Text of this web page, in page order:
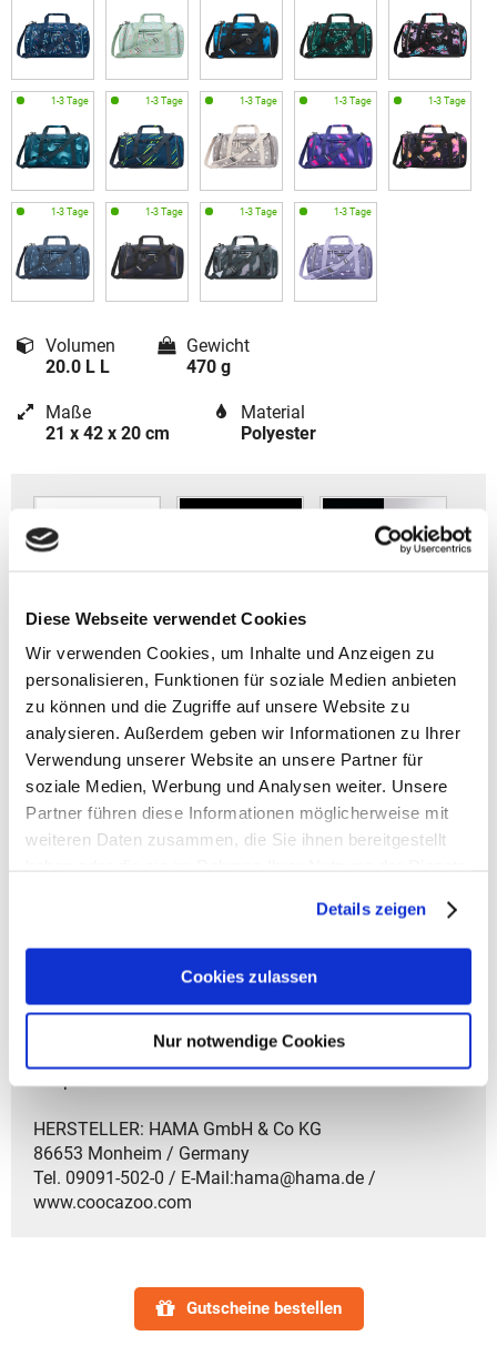
Diese Webseite verwendet Cookies
Wir verwenden Cookies, um Inhalte und Anzeigen zu
personalisieren, Funktionen für soziale Medien anbieten
zu können und die Zugriffe auf unsere Website zu
analysieren. Außerdem geben wir Informationen zu Ihrer
Verwendung unserer Website an unsere Partner für
soziale Medien, Werbung und Analysen weiter. Unsere
Partner führen diese Informationen möglicherweise mit
weiteren Daten zusammen, die Sie ihnen bereitgestellt
Details zeigen
Cookies zulassen
Nur notwendige Cookies
Volumen
20.0 L L
Gewicht
470 g
Maße
21 x 42 x 20 cm
Material
Polyester
Coocazoo Zubehör
Artikelbeschreibung Coocazoo Sporttasche
- Volumen: 20 Liter
- Gewicht: 470 g
- Größe: 21x42x20 cm (HxBxT)
- Trageschlaufe
- 2-Wege-Rundbogenreißverschluss
HERSTELLER: HAMA GmbH & Co KG
86653 Monheim / Germany
Tel. 09091-502-0 / E-Mail:hama@hama.de /
www.coocazoo.com
Gutscheine bestellen